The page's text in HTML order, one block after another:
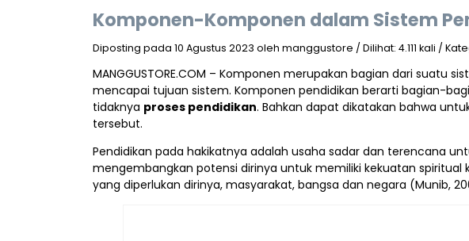
Panduan Praktikum Toksikologi Klinik
Komponen-Komponen dalam Sistem
Diposting pada 10 Agustus 2023 oleh manggustore / Dilihat: 4.111 kali /
MANGGUSTORE.COM – Komponen merupakan bagian dari
mencapai tujuan sistem. Komponen pendidikan berarti bagian-
tidaknya proses pendidikan. Bahkan dapat dikatakan bahwa
tersebut.
Pendidikan pada hakikatnya adalah usaha sadar dan terencana
mengembangkan potensi dirinya untuk memiliki kekuatan spiritual
yang diperlukan dirinya, masyarakat, bangsa dan negara (Munib,